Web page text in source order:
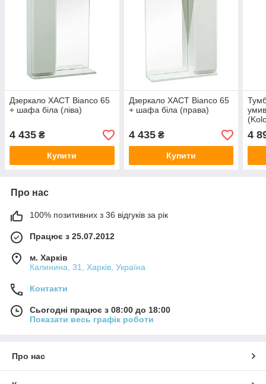
Дзеркало ХАСТ Bianco 65
+ шафа біла (ліва)
4 435 ₴
Купити
Дзеркало ХАСТ Bianco 65
+ шафа біла (права)
4 435₴
Купити
4
Про нас
100% позитивних з 36 відгуків за рік
Працює з 25.07.2012
м. Харків
Калинина, 31, Харків, Україна
Контакти
Сьогодні працює з 08:00 до 18:00
Показати весь графік роботи
Про нас